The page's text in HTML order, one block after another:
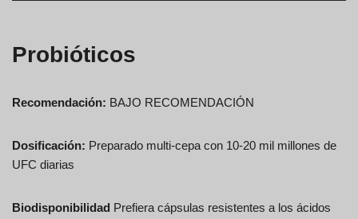
Probióticos
Recomendación: BAJO RECOMENDACIÓN
Dosificación: Preparado multi-cepa con 10-20 mil millones de
UFC diarias
Biodisponibilidad Prefiera cápsulas resistentes a los ácidos